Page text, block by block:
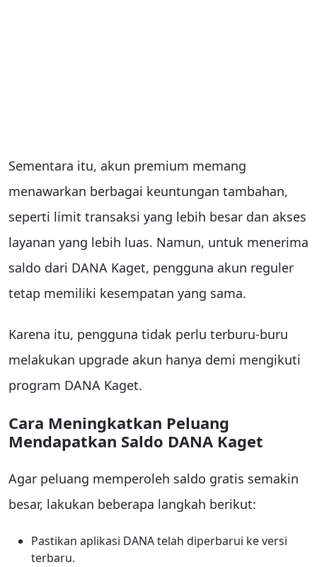
Sementara itu, akun premium memang
menawarkan berbagai keuntungan tambahan,
seperti limit transaksi yang lebih besar dan akses
layanan yang lebih luas. Namun, untuk menerima
saldo dari DANA Kaget, pengguna akun reguler
tetap memiliki kesempatan yang sama.
Karena itu, pengguna tidak perlu terburu-buru
melakukan upgrade akun hanya demi mengikuti
program DANA Kaget.
Cara Meningkatkan Peluang
Mendapatkan Saldo DANA Kaget
Agar peluang memperoleh saldo gratis semakin
besar, lakukan beberapa langkah berikut:
Pastikan aplikasi DANA telah diperbarui ke versi
terbaru.